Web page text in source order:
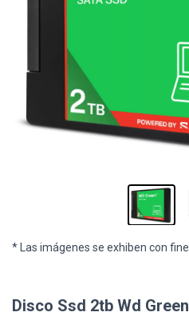
* Las imágenes se exhiben con
Disco Ssd 2tb Wd